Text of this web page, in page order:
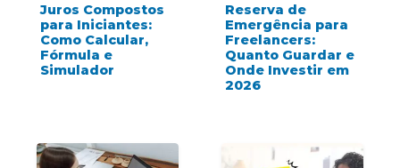
Juros Compostos
para Iniciantes:
Como Calcular,
Fórmula e
Simulador
Reserva de
Emergência para
Freelancers:
Quanto Guardar e
Onde Investir em
2026